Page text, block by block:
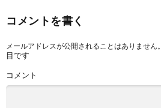
コメントを書く
メールアドレスが公開されることはありません。
目です
コメント